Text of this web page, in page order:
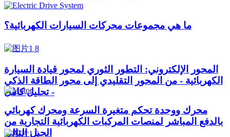
ما هي مجموعات محركات السيارات الكهربائية؟
المحور الإلكتروني: التطور الثوري لمحور قيادة السيارة
الكهربائية - من المحور التقليدي إلى محور الطاقة الذكي
- تحليل كامل
محرك ووحدة تحكم متغيرة السرعة ومحرك كهربائي
بالدفع المباشر لمنصات المركبات الكهربائية التجارية من
الجيل التالي